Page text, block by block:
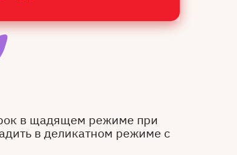
в щадящем режиме при
в деликатном режиме с